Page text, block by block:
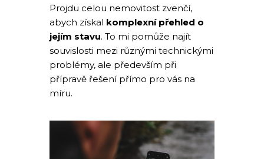
Projdu celou nemovitost zvenčí,
abych získal komplexní přehled o
jejím stavu. To mi pomůže najít
souvislosti mezi různými technickými
problémy, ale především při
přípravě řešení přímo pro vás na
míru.